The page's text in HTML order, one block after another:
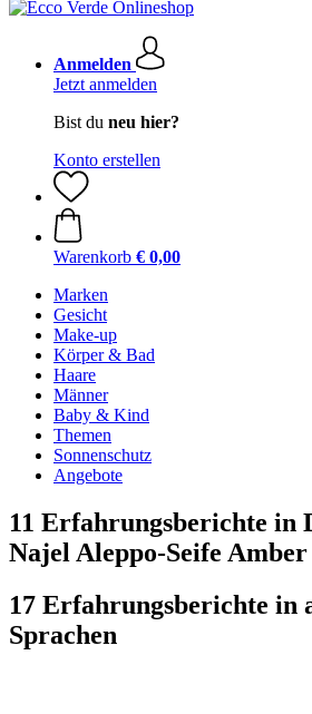
Anmelden
Jetzt anmelden
Bist du neu hier?
Konto erstellen
Warenkorb € 0,00
Marken
Gesicht
Make-up
Körper & Bad
Haare
Männer
Baby & Kind
Themen
Sonnenschutz
Angebote
11 Erfahrungsberichte in
Najel Aleppo-Seife
17 Erfahrungsberichte in
Sprachen